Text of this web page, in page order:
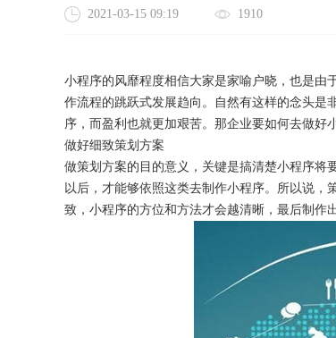
2021-03-15 09:19 1910
小程序的风靡程度相信大家是家喻户晓，也是由
作流程的跳跃式发展趋向。自然有这样的念头是
序，而盈利也就更加艰苦。那企业要如何去做好
做好细致策划方案
做策划方案的目的意义，关键是搞清楚小程序将
以后，才能够依照这类去制作小程序。所以说，
致，小程序的方位和方法才会越清晰，最后制作
1万个想法不如1次的方案落地